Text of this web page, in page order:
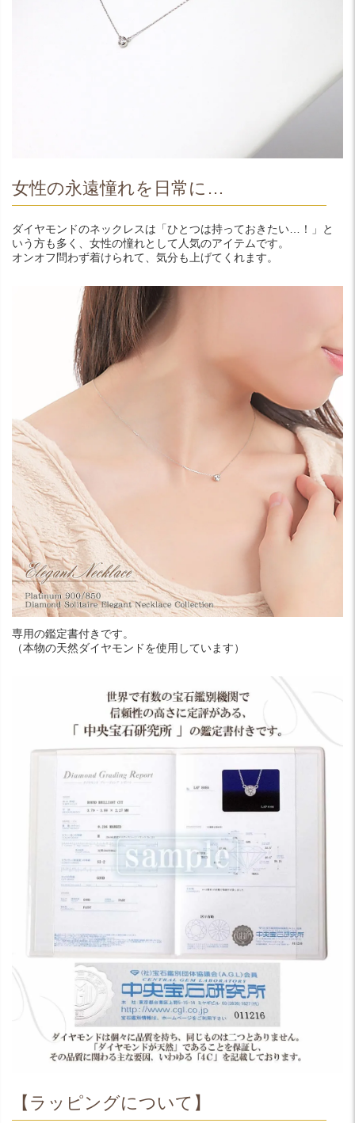
女性の永遠憧れを日常に…
ダイヤモンドのネックレスは「ひとつは持っておきたい…！」と
いう方も多く、女性の憧れとして人気のアイテムです。
オンオフ問わず着けられて、気分も上げてくれます。
専用の鑑定書付きです。
（本物の天然ダイヤモンドを使用しています）
【ラッピングについて】